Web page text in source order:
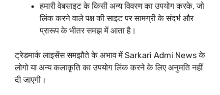
हमारी वेबसाइट के किसी अन्य विवरण का उपयोग करके, जो
लिंक करने वाले पक्ष की साइट पर सामग्री के संदर्भ और
प्रारूप के भीतर समझ में आता है।
ट्रेडमार्क लाइसेंस समझौते के अभाव में Sarkari Admi News के
लोगो या अन्य कलाकृति का उपयोग लिंक करने के लिए अनुमति नहीं
दी जाएगी।